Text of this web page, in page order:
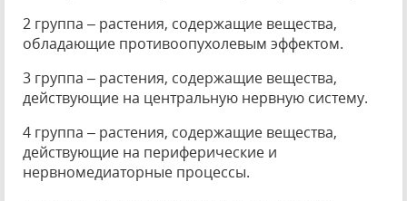
2 группа – растения, содержащие вещества,
обладающие противоопухолевым эффектом.
3 группа – растения, содержащие вещества,
действующие на центральную нервную систему.
4 группа – растения, содержащие вещества,
действующие на периферические и
нервномедиаторные процессы.